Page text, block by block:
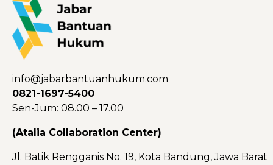
info@jabarbantuanhukum.com
0821-1697-5400
Sen-Jum: 08.00 – 17.00
(Atalia Collaboration Center)
Jl. Batik Rengganis No. 19, Kota Bandung, Jawa Barat